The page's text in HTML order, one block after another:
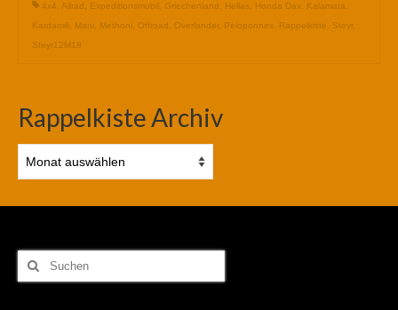
4x4 Allrad Expeditionsmobil Griechenland Hellas Honda Dax Kalamata
Kardamili
Mani Methoni Offroad Overlander, Peloponnes Rappelkiste Steyr,
Steyr12M18
Rappelkiste Archiv
Archiv
Suchen
nach: